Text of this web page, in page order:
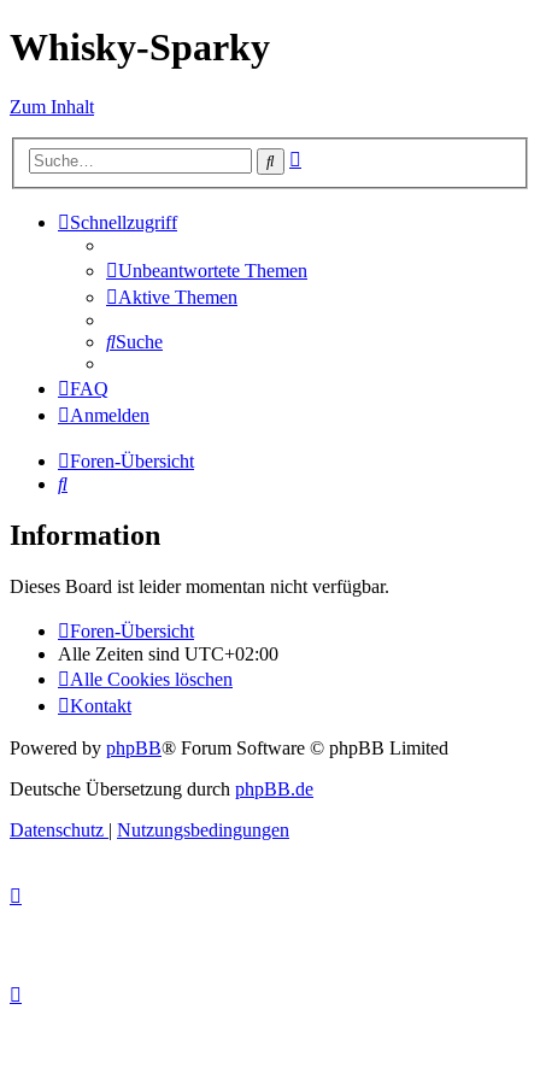
Whisky-Sparky
Zum Inhalt
Suche
Schnellzugriff
Unbeantwortete Themen
Aktive Themen
Suche
FAQ
Anmelden
Foren-Übersicht
Suche
Information
Dieses Board ist leider momentan nicht verfügbar.
Foren-Übersicht
Alle Zeiten sind UTC+02:00
Alle Cookies löschen
Kontakt
Powered by phpBB® Forum Software © phpBB Limited
Deutsche Übersetzung durch phpBB.de
Datenschutz | Nutzungsbedingungen